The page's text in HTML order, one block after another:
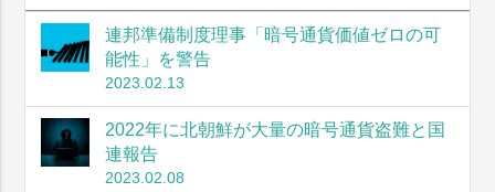
連邦準備制度理事「暗号通貨価値ゼロの可
能性」を警告
2023.02.13
2022年に北朝鮮が大量の暗号通貨盗難と国
連報告
2023.02.08